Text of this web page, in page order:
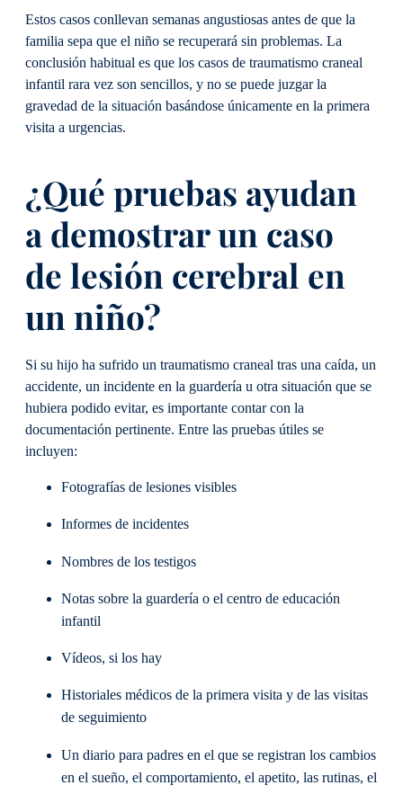
Estos casos conllevan semanas angustiosas antes de que la
familia sepa que el niño se recuperará sin problemas. La
conclusión habitual es que los casos de traumatismo craneal
infantil rara vez son sencillos, y no se puede juzgar la
gravedad de la situación basándose únicamente en la primera
visita a urgencias.
¿Qué pruebas ayudan
a demostrar un caso
de lesión cerebral en
un niño?
Si su hijo ha sufrido un traumatismo craneal tras una caída, un
accidente, un incidente en la guardería u otra situación que se
hubiera podido evitar, es importante contar con la
documentación pertinente. Entre las pruebas útiles se
incluyen:
Fotografías de lesiones visibles
Informes de incidentes
Nombres de los testigos
Notas sobre la guardería o el centro de educación
infantil
Vídeos, si los hay
Historiales médicos de la primera visita y de las visitas
de seguimiento
Un diario para padres en el que se registran los cambios
en el sueño, el comportamiento, el apetito, las rutinas, el